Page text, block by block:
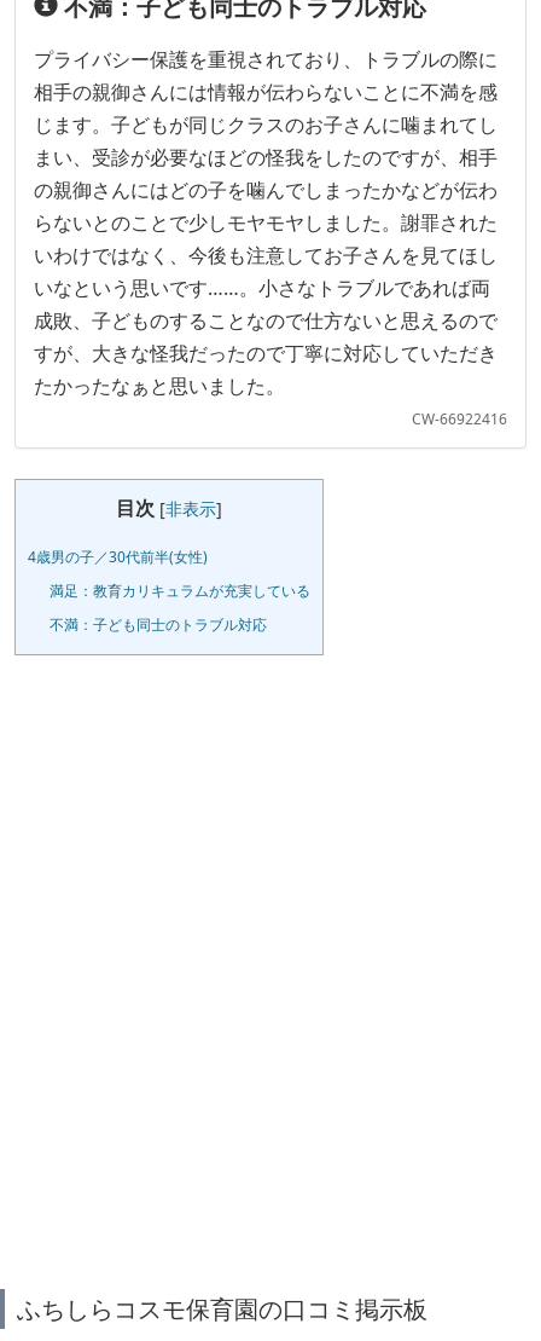
不満：子ども同士のトラブル対応
プライバシー保護を重視されており、トラブルの際に
相手の親御さんには情報が伝わらないことに不満を感
じます。子どもが同じクラスのお子さんに噛まれてし
まい、受診が必要なほどの怪我をしたのですが、相手
の親御さんにはどの子を噛んでしまったかなどが伝わ
らないとのことで少しモヤモヤしました。謝罪された
いわけではなく、今後も注意してお子さんを見てほし
いなという思いです……。小さなトラブルであれば両
成敗、子どものすることなので仕方ないと思えるので
すが、大きな怪我だったので丁寧に対応していただき
たかったなぁと思いました。
CW-66922416
目次 [非表示]
4歳男の子／30代前半(女性)
満足：教育カリキュラムが充実している
不満：子ども同士のトラブル対応
ふちしらコスモ保育園の口コミ掲示板